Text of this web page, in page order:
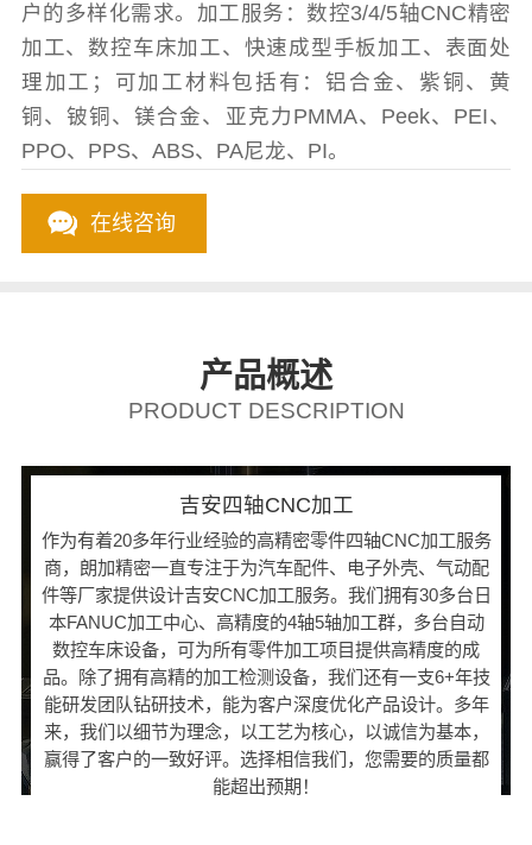
户的多样化需求。加工服务：数控3/4/5轴CNC精密
加工、数控车床加工、快速成型手板加工、表面处
理加工；可加工材料包括有：铝合金、紫铜、黄
铜、铍铜、镁合金、亚克力PMMA、Peek、PEI、
PPO、PPS、ABS、PA尼龙、PI。
在线咨询
产品概述
PRODUCT DESCRIPTION
吉安四轴CNC加工
作为有着20多年行业经验的高精密零件四轴CNC加工服务
商，朗加精密一直专注于为汽车配件、电子外壳、气动配
件等厂家提供设计吉安CNC加工服务。我们拥有30多台日
本FANUC加工中心、高精度的4轴5轴加工群，多台自动
数控车床设备，可为所有零件加工项目提供高精度的成
品。除了拥有高精的加工检测设备，我们还有一支6+年技
能研发团队钻研技术，能为客户深度优化产品设计。多年
来，我们以细节为理念，以工艺为核心，以诚信为基本，
赢得了客户的一致好评。选择相信我们，您需要的质量都
能超出预期！